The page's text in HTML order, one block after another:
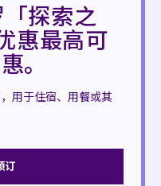
探索之
惠最高可
。
用于住宿、用餐或其
订